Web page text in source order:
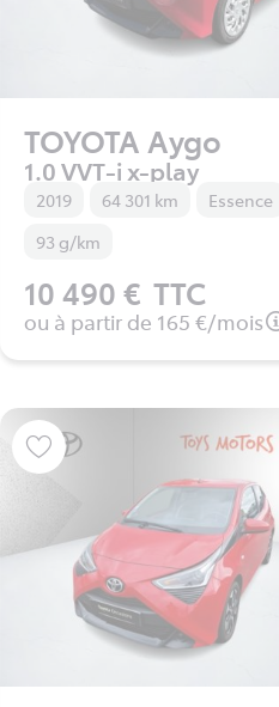
TOYOTA Aygo
1.0 VVT-i x-play
2019 64 301 km
Essence
93 g/km
10 490 € TTC
ou à partir de 165 €/mois